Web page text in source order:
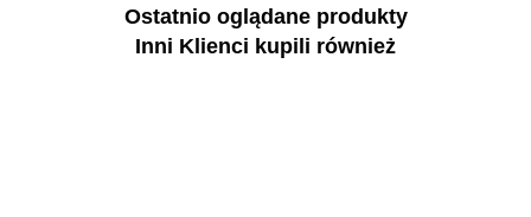
Ostatnio oglądane produkty
Inni Klienci kupili również